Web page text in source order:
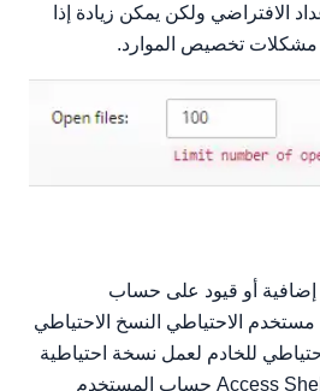
الافتراضي ولكن يمكن زيادة إذا
تخصيص الموارد.
إضافية أو قيود على حساب
الاحتياطي النسخ الاحتياطي
للخادم لعمل نسخة احتياطية
من هذا الحساب. يسمح Access Shell حساب المستخدم